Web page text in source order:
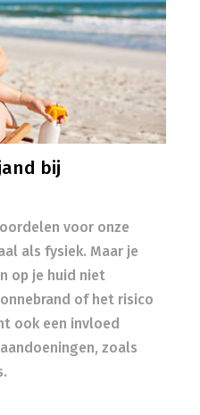
bij
voor onze
als fysiek. Maar je
op je huid niet
of het risico
ook een invloed
zoals